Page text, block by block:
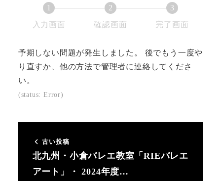
1
入力画面
表
示
い
面
2
確認画面
表
示
い
面
で
3
完了画面
表
示
い
予期しない問題が発生しました。 後でもう一度や
り直すか、他の方法で管理者に連絡してくださ
い。
(status: Error)
古い投稿
北九州・小倉バレエ教室「RIEバレエ
アート」・ 2024年度…